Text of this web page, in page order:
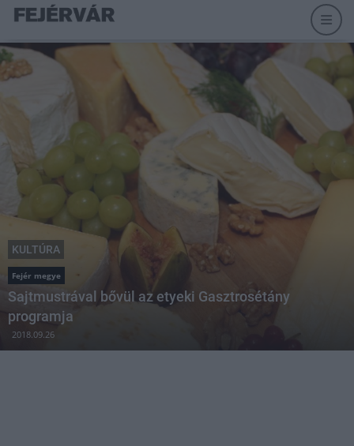
KULTÚRA
Fejér megye
Sajtmustrával bővül az etyeki Gasztrosétány
programja
2018.09.26